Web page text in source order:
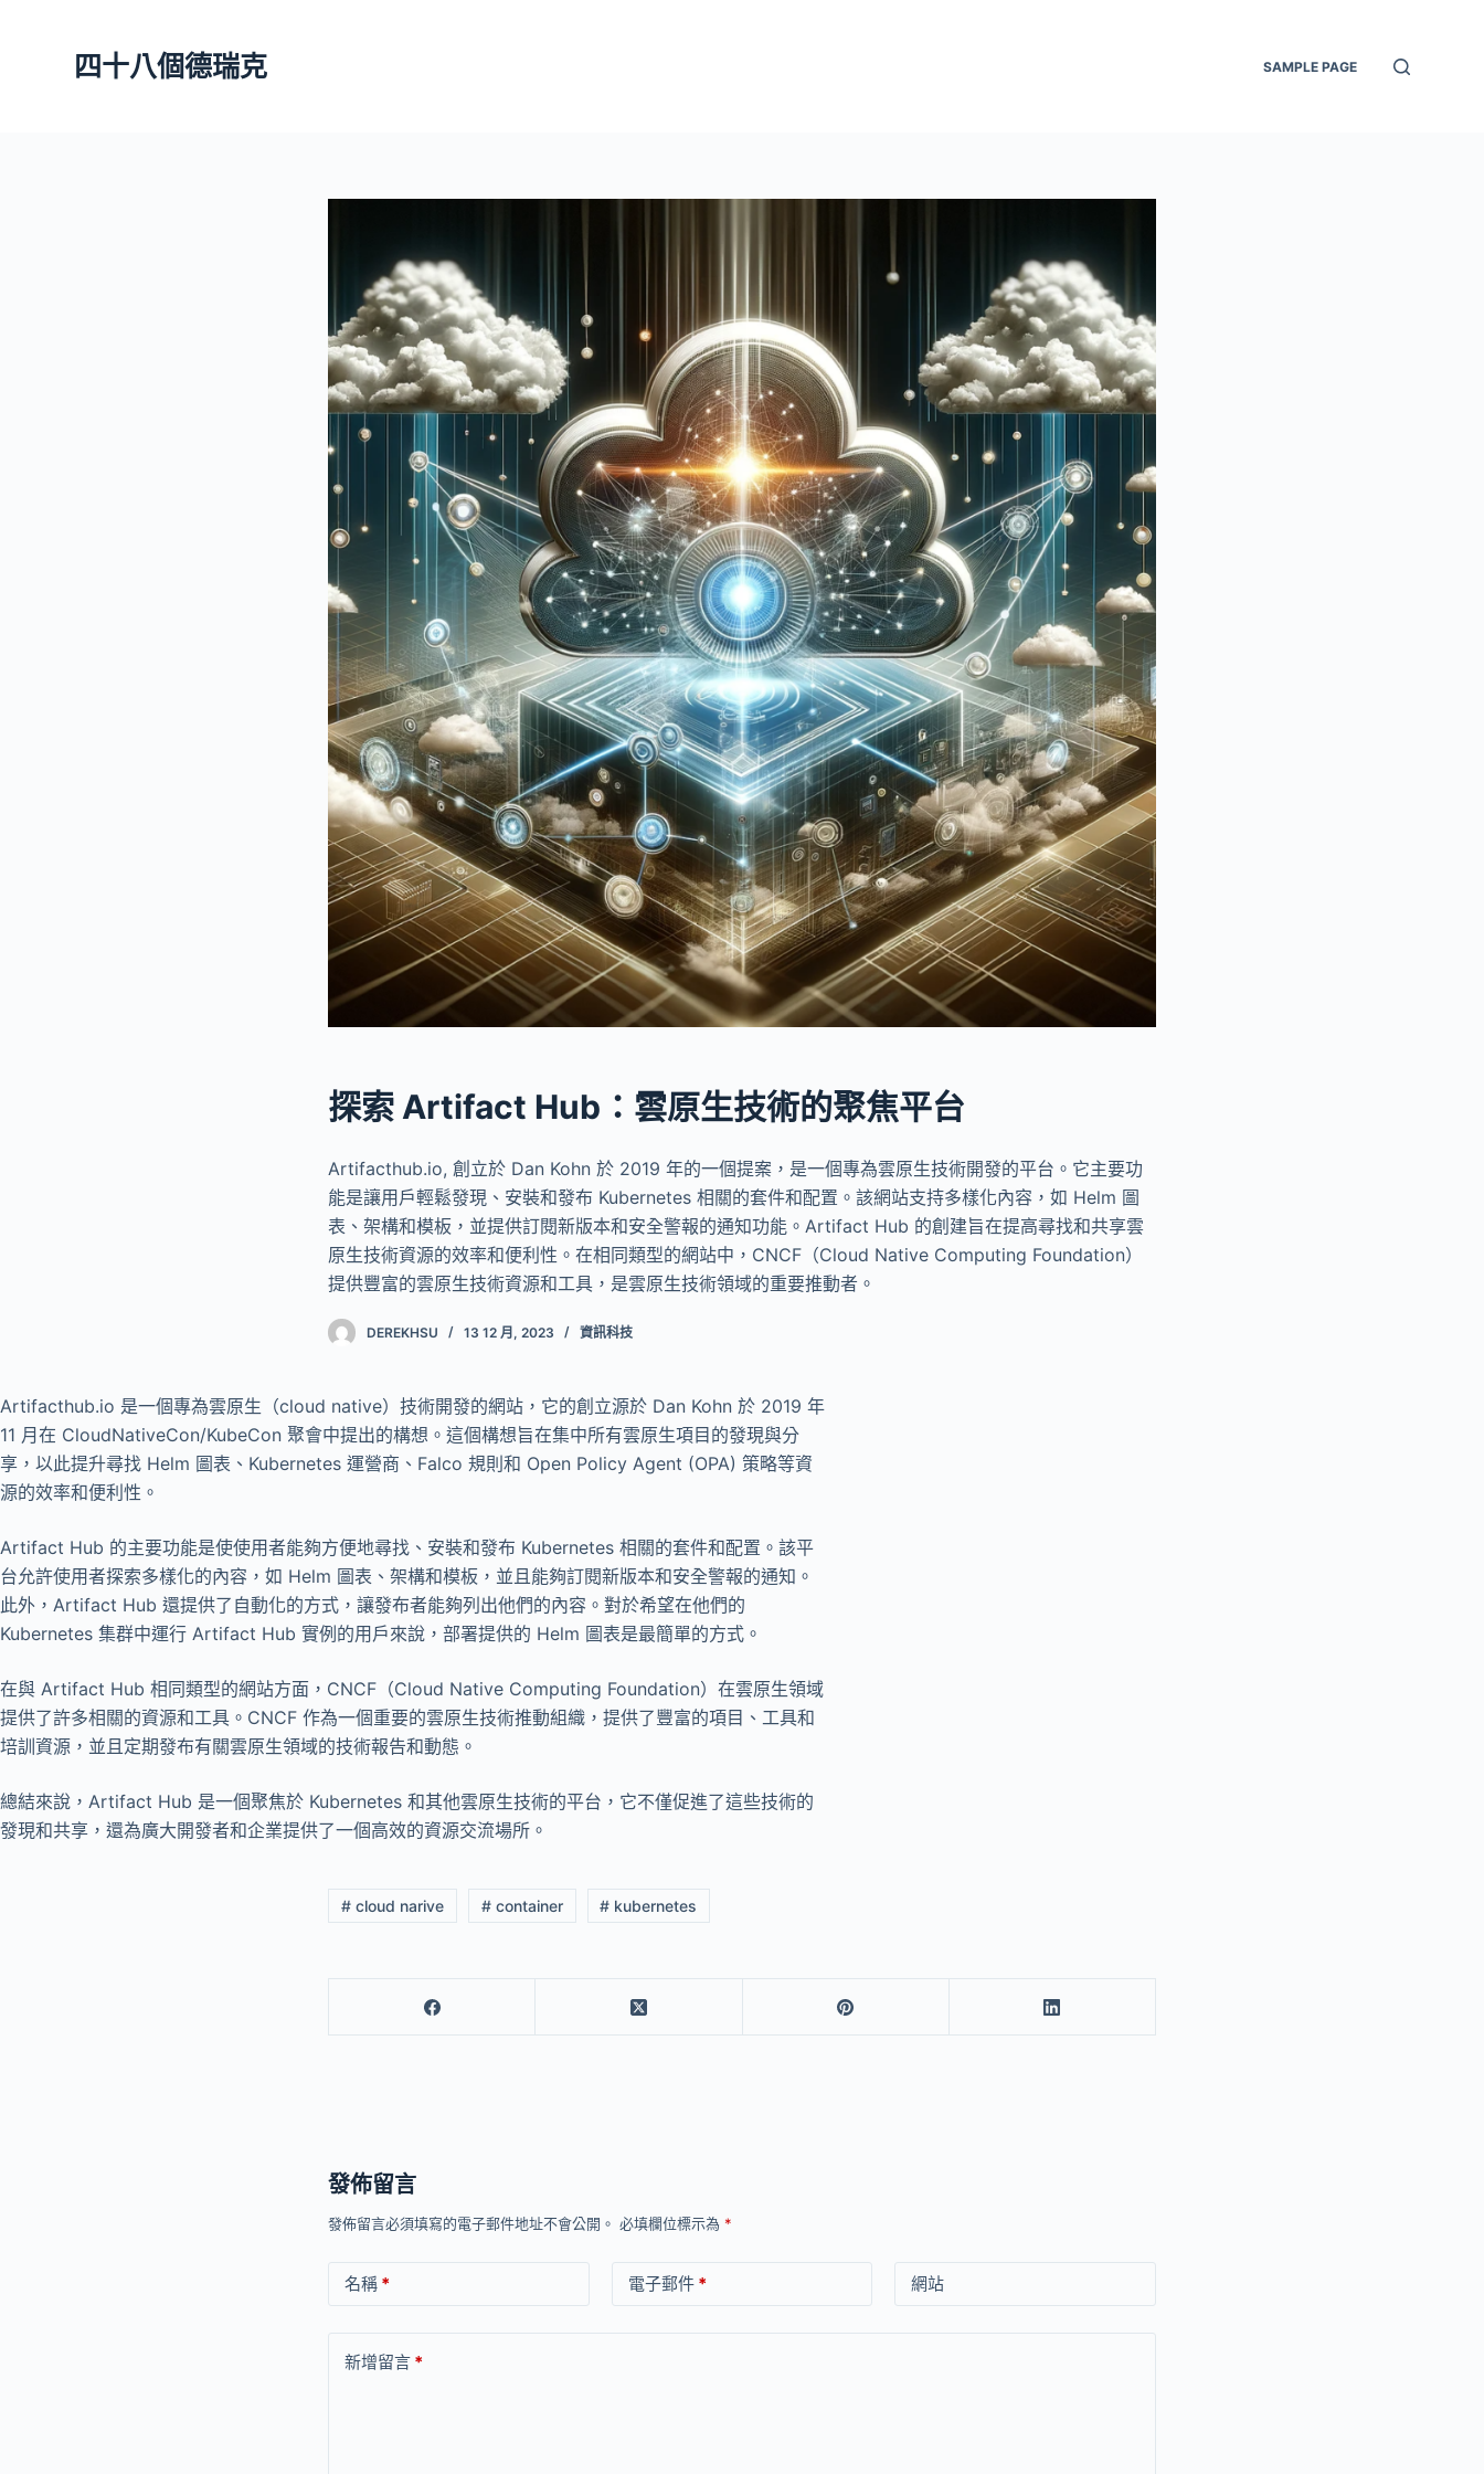
四十八個德瑞克 SAMPLE PAGE
探索 Artifact Hub：雲原生技術的聚焦平台
Artifacthub.io, 創立於 Dan Kohn 於 2019 年的一個提案，是一個專為雲原生技術開發的平台。它主要功
能是讓用戶輕鬆發現、安裝和發布 Kubernetes 相關的套件和配置。該網站支持多樣化內容，如 Helm 圖
表、架構和模板，並提供訂閱新版本和安全警報的通知功能。Artifact Hub 的創建旨在提高尋找和共享雲
原生技術資源的效率和便利性。在相同類型的網站中，CNCF（Cloud Native Computing Foundation）
提供豐富的雲原生技術資源和工具，是雲原生技術領域的重要推動者。
DEREKHSU 13 12 月, 2023 資訊科技
Artifacthub.io 是一個專為雲原生（cloud native）技術開發的網站，它的創立源於 Dan Kohn 於 2019 年
11 月在 CloudNativeCon/KubeCon 聚會中提出的構想。這個構想旨在集中所有雲原生項目的發現與分
享，以此提升尋找 Helm 圖表、Kubernetes 運營商、Falco 規則和 Open Policy Agent (OPA) 策略等資
源的效率和便利性​ ​。
Artifact Hub 的主要功能是使使用者能夠方便地尋找、安裝和發布 Kubernetes 相關的套件和配置。該平
台允許使用者探索多樣化的內容，如 Helm 圖表、架構和模板，並且能夠訂閱新版本和安全警報的通知。
此外，Artifact Hub 還提供了自動化的方式，讓發布者能夠列出他們的內容。對於希望在他們的
Kubernetes 集群中運行 Artifact Hub 實例的用戶來說，部署提供的 Helm 圖表是最簡單的方式​ ​。
在與 Artifact Hub 相同類型的網站方面，CNCF（Cloud Native Computing Foundation）在雲原生領域
提供了許多相關的資源和工具。CNCF 作為一個重要的雲原生技術推動組織，提供了豐富的項目、工具和
培訓資源，並且定期發布有關雲原生領域的技術報告和動態​ ​。
總結來說，Artifact Hub 是一個聚焦於 Kubernetes 和其他雲原生技術的平台，它不僅促進了這些技術的
發現和共享，還為廣大開發者和企業提供了一個高效的資源交流場所。
# cloud narive # container # kubernetes
發佈留言
發佈留言必須填寫的電子郵件地址不會公開。 必填欄位標示為 *
名稱 * 電子郵件* 網站
新增留言 *